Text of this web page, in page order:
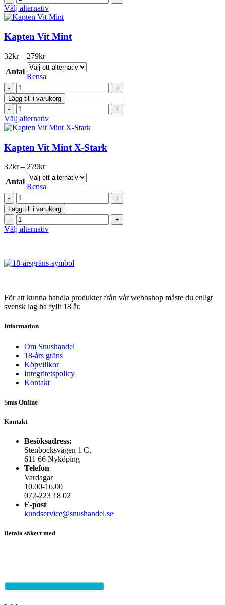
produktsidan
Mini
mängd
Vit
Lakrits
Mini
mängd
Välj alternativDen
här
har
flera
De
olika
väljas
på
produktsidan
Kapten Vit Mint
32kr – 279krPrisintervall:
32kr
till
279kr
Antal
Rensa
Kapten
Vit
Mint
mängd
Lägg till i varukorg
Kapten
Vit
Mint
mängd
Välj alternativDen
här
har
flera
De
olika
väljas
produktsidan
Kapten Vit Mint X-Stark
32kr – 279krPrisintervall:
32kr
till
279kr
Antal
Rensa
Kapten
Vit
Mint
X-
Stark
Lägg till i varukorg
Kapten
Vit
Mint
mängd
Välj alternativDen
flera
alternativen
kan
För att kunna handla produkter från vår webbshop måste du enligt
svensk lag ha fyllt 18 år.
Information
Om Snushandel
18-års gräns
Köpvillkor
Integritetspolicy
Kontakt
Snus Online
Kontakt
Besöksadress:
Stenbocksvägen 1 C,
611 66 Nyköping
Telefon
Vardagar
10.00-16.00
072-223 18 02
E-post
kundservice@snushandel.se
Betala säkert med